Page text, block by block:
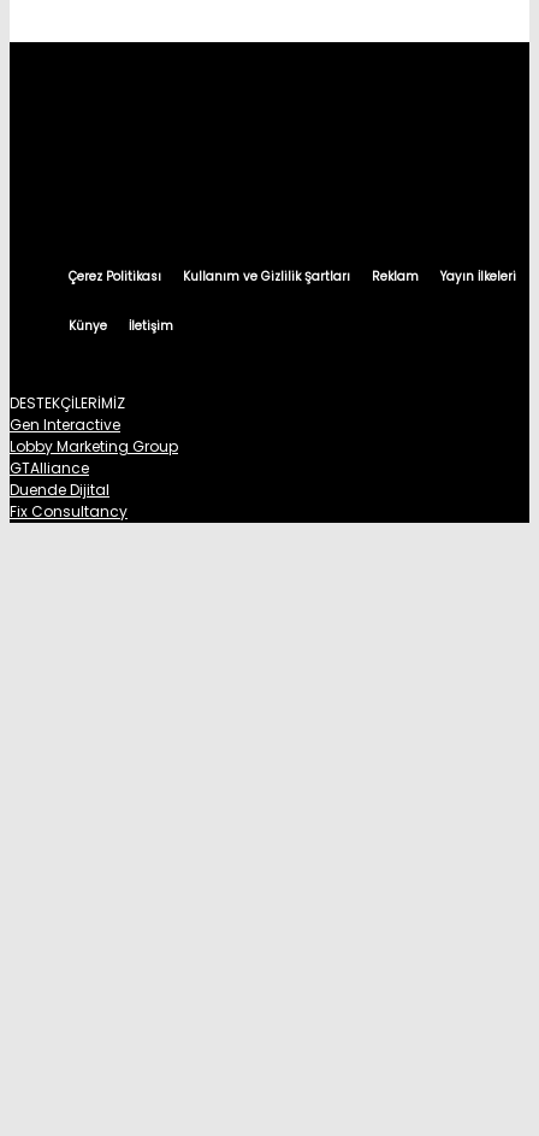
Çerez Politikası Kullanım ve Gizlilik Şartları Reklam Yayın İlkeleri
Künye İletişim
DESTEKÇİLERİMİZ
Gen Interactive
Lobby Marketing Group
GTAlliance
Duende Dijital
Fix Consultancy